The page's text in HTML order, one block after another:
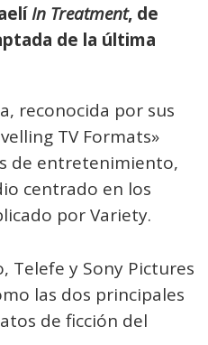
In Treatment, de
de la última
reconocida por sus
TV Formats»
de entretenimiento,
centrado en los
por Variety.
Telefe y Sony Pictures
las dos principales
de ficción del